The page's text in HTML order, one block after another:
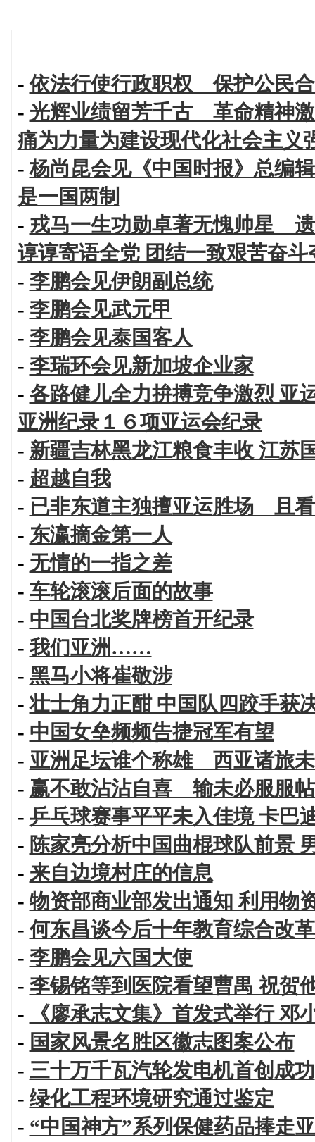
-依法行使行政职权 保护公民
- 光辉业绩留芳千古 革命精神
痛为力量为建设现代化社会主义
-杨尚昆会见《中国时报》总编
是一国两制
- 戎马一生功勋卓著无愧帅星
谆谆寄语全党 团结一致艰苦奋斗
- 李鹏会见伊朗副总统
- 李鹏会见武元甲
- 李鹏会见泰国客人
- 李瑞环会见新加坡企业家
- 各路健儿全力拚搏竞争激烈 亚
亚洲纪录１６项亚运会纪录
- 新疆吉林黑龙江粮食丰收 江苏
- 超越自我
- 已非东道主独擅亚运胜场 且
- 东瀛摘金第一人
- 无情的一指之差
- 车轮滚滚后面的故事
- 中国台北奖牌榜首开纪录
- 我们亚洲……
- 黑马小将崔敬涉
-壮士角力正酣 中国队四跤手获
- 中国女垒频频告捷冠军有望
- 亚洲足坛谁个称雄 西亚诸旅
- 赢不敢沾沾自喜 输未必服服
- 乒乓球赛事平平未入佳境 卡巴
- 陈家亮分析中国曲棍球队前景
- 来自边境村庄的信息
- 物资部商业部发出通知 利用物
-何东昌谈今后十年教育综合改
- 李鹏会见六国大使
- 李锡铭等到医院看望曹禺 祝贺
-
《廖承志文集》首发式举行
- 国家风景名胜区徽志图案公布
- 三十万千瓦汽轮发电机首创成功
- 绿化工程环境研究通过鉴定
- “中国神方”系列保健药品捧走